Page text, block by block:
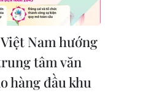
Việt Nam hướng
tâm văn
hàng đầu khu